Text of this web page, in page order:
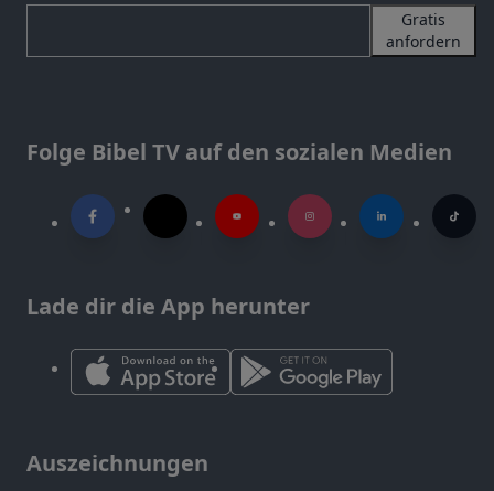
Gratis
anfordern
Folge Bibel TV auf den sozialen Medien
Lade dir die App herunter
Auszeichnungen